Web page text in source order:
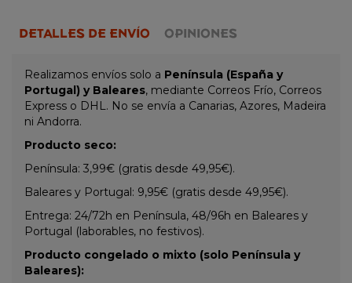
DETALLES DE ENVÍO OPINIONES
Realizamos envíos solo a Península (España y
Portugal) y Baleares, mediante Correos Frío, Correos
Express o DHL. No se envía a Canarias, Azores, Madeira
ni Andorra.
Producto seco:
Península: 3,99€ (gratis desde 49,95€).
Baleares y Portugal: 9,95€ (gratis desde 49,95€).
Entrega: 24/72h en Península, 48/96h en Baleares y
Portugal (laborables, no festivos).
Producto congelado o mixto (solo Península y
Baleares):